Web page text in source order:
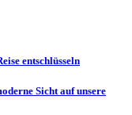
entschlüsseln
Sicht auf unsere